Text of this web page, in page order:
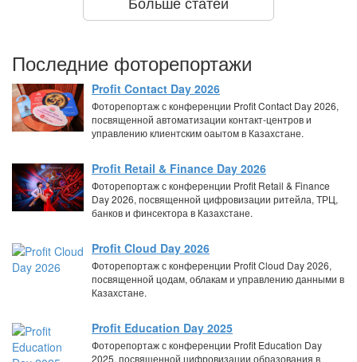
Последние фоторепортажи
Profit Contact Day 2026
Фоторепортаж с конференции Profit Contact Day 2026,
посвященной автоматизации контакт-центров и
управлению клиентским оаытом в Казахстане.
Profit Retail & Finance Day 2026
Фоторепортаж с конференции Profit Retail & Finance
Day 2026, посвященной цифровизации ритейла, ТРЦ,
банков и финсектора в Казахстане.
Profit Cloud Day 2026
Фоторепортаж с конференции Profit Cloud Day 2026,
посвященной цодам, облакам и управлению данными в
Казахстане.
Profit Education Day 2025
Фоторепортаж с конференции Profit Education Day
2025, посвященной цифровизации образования в